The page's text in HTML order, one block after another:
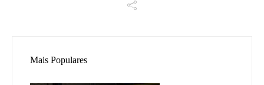
Mais Populares